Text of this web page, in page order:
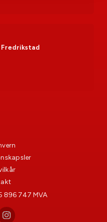
Fredrikstad
896 747 MVA